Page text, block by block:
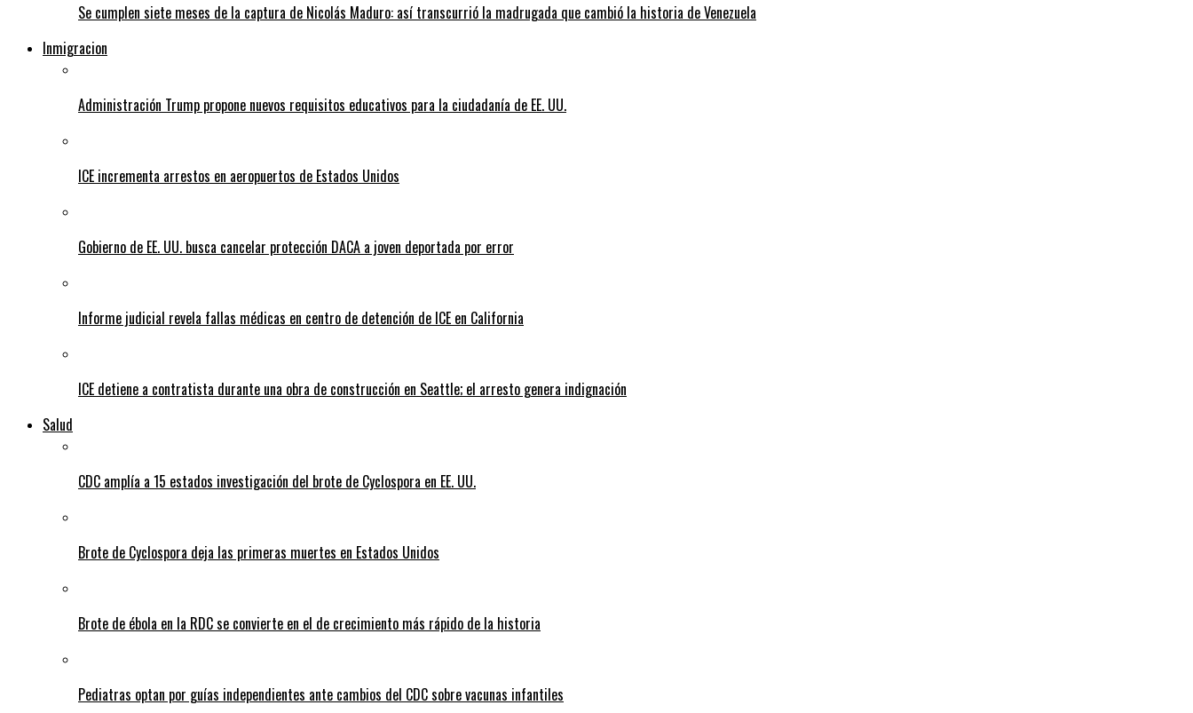
Se cumplen siete meses de la captura de Nicolás Maduro: así transcurrió la madrugada que cambió la historia de Venezuela
Inmigracion
Administración Trump propone nuevos requisitos educativos para la ciudadanía de EE. UU.
ICE incrementa arrestos en aeropuertos de Estados Unidos
Gobierno de EE. UU. busca cancelar protección DACA a joven deportada por error
Informe judicial revela fallas médicas en centro de detención de ICE en California
ICE detiene a contratista durante una obra de construcción en Seattle; el arresto genera indignación
Salud
CDC amplía a 15 estados investigación del brote de Cyclospora en EE. UU.
Brote de Cyclospora deja las primeras muertes en Estados Unidos
Brote de ébola en la RDC se convierte en el de crecimiento más rápido de la historia
Pediatras optan por guías independientes ante cambios del CDC sobre vacunas infantiles